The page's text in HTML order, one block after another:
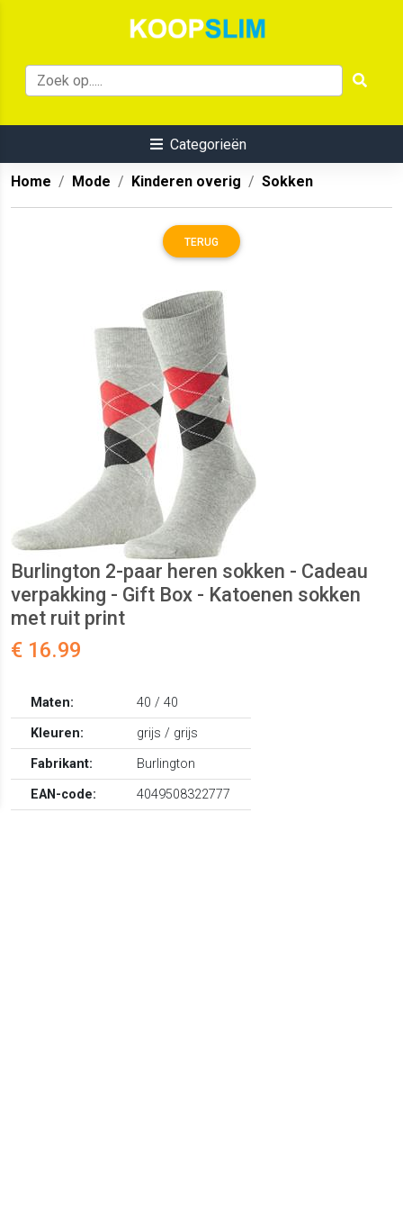
Categorieën
Home Mode Kinderen overig Sokken
TERUG
Burlington 2-paar heren sokken - Cadeau
verpakking - Gift Box - Katoenen sokken
met ruit print
€ 16.99
Maten:
40 / 40
Kleuren:
grijs / grijs
Fabrikant:
Burlington
EAN-code:
4049508322777